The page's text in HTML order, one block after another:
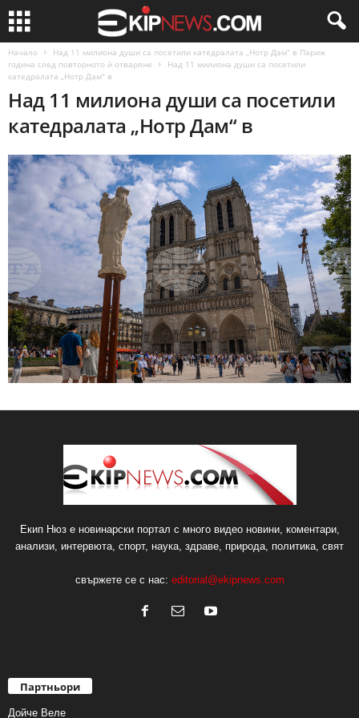
Начало
Над 11 милиона души са посетили катедралата „Нотр Дам“ в Париж
година след повторното ѝ отваряне
Над 11 милиона души са посетили
катедралата „Нотр Дам" в
Над 11 милиона души са посетили
катедралата „Нотр Дам“ в
Екип Нюз е новинарски портал с много видео новини, коментари,
анализи, интервюта, спорт, наука, здраве, природа, политика, свят
свържете се с нас: editorial@ekipnews.com
Партньори
Дойче Веле